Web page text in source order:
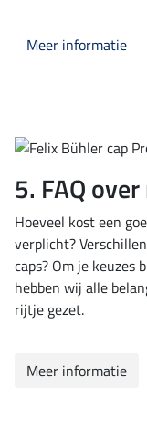
Meer informatie
5. FAQ
Hoeveel kost een
verplicht?
caps? Om je keuzes
hebben wij alle
rijtje gezet.
Meer informatie